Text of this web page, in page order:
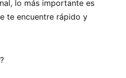
lo más importante es
te encuentre rápido y